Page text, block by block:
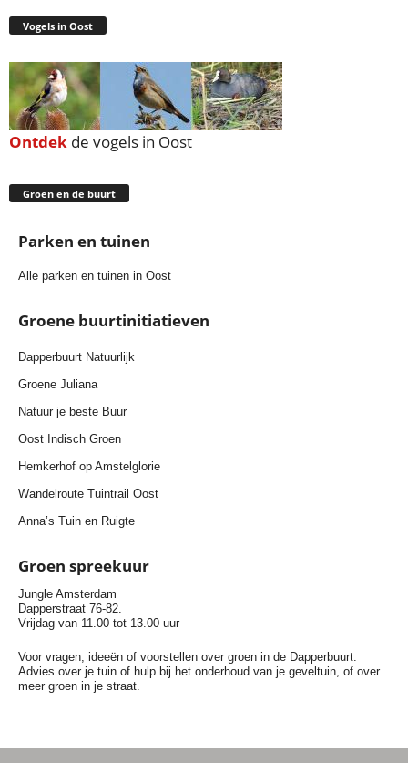
Vogels in Oost
Ontdek de vogels in Oost
Groen en de buurt
Parken en tuinen
Alle parken en tuinen in Oost
Groene buurtinitiatieven
Dapperbuurt Natuurlijk
Groene Juliana
Natuur je beste Buur
Oost Indisch Groen
Hemkerhof op Amstelglorie
Wandelroute Tuintrail Oost
Anna’s Tuin en Ruigte
Groen spreekuur
Jungle Amsterdam
Dapperstraat 76-82.
Vrijdag van 11.00 tot 13.00 uur
Voor vragen, ideeën of voorstellen over groen in de Dapperbuurt.
Advies over je tuin of hulp bij het onderhoud van je geveltuin, of over
meer groen in je straat.